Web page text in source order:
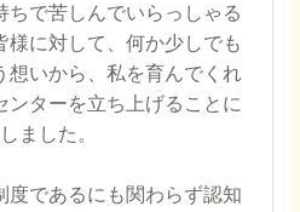
ちで苦しんでいらっしゃる
様に対して、何か少しでも
想いから、私を育んでくれ
ンターを立ち上げることに
ました。
度であるにも関わらず認知